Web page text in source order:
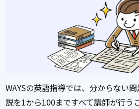
WAYSの英語指導では、分からない
説を1から100まですべて講師が行う